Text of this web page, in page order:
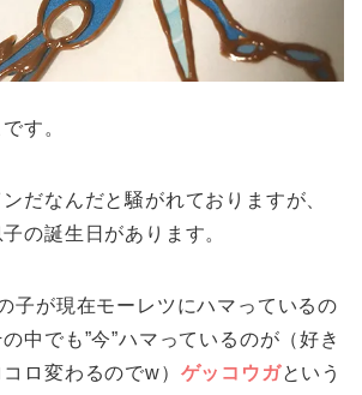
す。
だなんだと騒がれておりますが、
の誕生日があります。
子が現在モーレツにハマっているの
中でも”今”ハマっているのが（好き
ロ変わるのでw） ゲッコウガという